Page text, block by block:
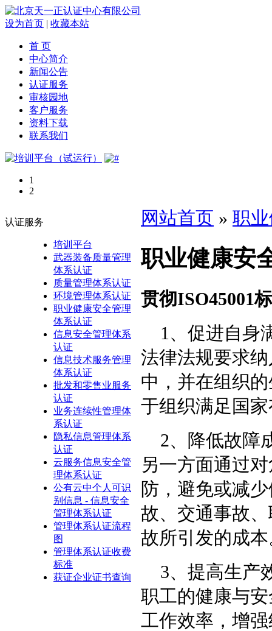
设为首页 | 收藏本站
首 页
中心简介
新闻公告
认证服务
审核园地
客户服务
资料下载
联系我们
1
2
认证服务
培训平台
武器装备质量管理
体系认证
质量管理体系认证
环境管理体系认证
职业健康安全管理
体系认证
信息安全管理体系
认证
信息技术服务管理
体系认证
批发和零售业服务
认证
业务连续性管理体
系认证
隐私信息管理体系
认证
云服务信息安全管
理体系认证
公有云中个人可识
别信息 - 信息安全
管理体系认证
管理体系认证流程
图
管理体系认证收费
标准
获证企业证书查询
网站首页 » 职
职业健康安
贯彻ISO45001
1 、促进自身
法律法规要求
中，并在组织
于组织满足国
2、降低故障
另一方面通过
防，避免或减
故、交通事故
故所引发的成
3、提高生产
职工的健康与
工作效率，增